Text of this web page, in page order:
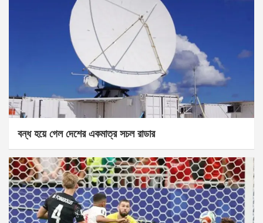
বন্ধ হয়ে গেল দেশের একমাত্র সচল রাডার